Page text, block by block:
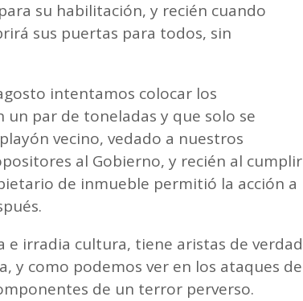
su habilitación, y recién cuando
sus puertas para todos, sin
intentamos colocar los
par de toneladas y que solo se
vecino, vedado a nuestros
al Gobierno, y recién al cumplir
de inmueble permitió la acción a
e irradia cultura, tiene aristas de verdad
y como podemos ver en los ataques de
de un terror perverso.